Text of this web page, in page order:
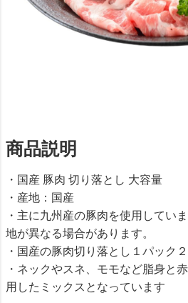
商品説明
・国産 豚肉 切り落とし 大容量
・産地：国産
・主に九州産の豚肉を使用してい
地が異なる場合があります。
・国産の豚肉切り落とし１パック
・ネックやスネ、モモなど脂身と
用したミックスとなっています